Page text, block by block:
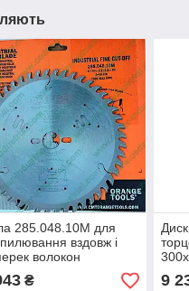
285.048.10M для
вздовж і
волокон
зубів 48
₴ 9